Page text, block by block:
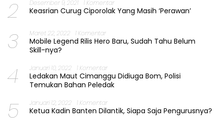
2 Desember 9, 2021 1 Komentar
Keasrian Curug Ciporolak Yang Masih ‘Perawan’
3 Maret 22, 2022 1 Komentar
Mobile Legend Rilis Hero Baru, Sudah Tahu Belum
Skill-nya?
4 Januari 10, 2022 1 Komentar
Ledakan Maut Cimanggu Didiuga Bom, Polisi
Temukan Bahan Peledak
5 Januari 12, 2022 1 Komentar
Ketua Kadin Banten Dilantik, Siapa Saja Pengurusnya?